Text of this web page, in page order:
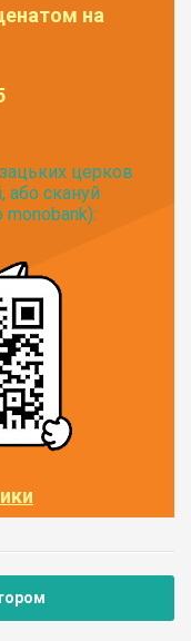
на
церков
або скануй
monobank):